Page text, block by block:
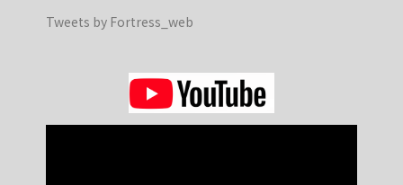
Tweets by Fortress_web